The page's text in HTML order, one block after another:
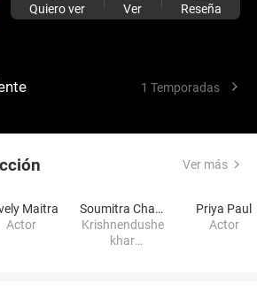
Quiero ver Ver Reseña
1 Temporadas
Ver más
Maitra
Actor
Soumitra Chatterjee
Krishnendushe
khar
Priya Paul
Actor